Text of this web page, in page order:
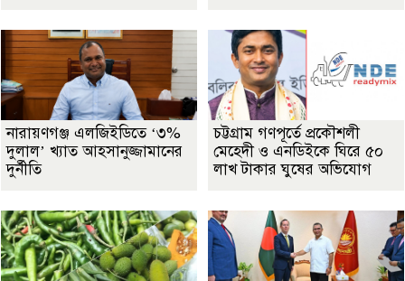
নারায়ণগঞ্জ এলজিইডিতে ‘৩%
দুলাল’ খ্যাত আহসানুজ্জামানের
দুর্নীতি
চট্টগ্রাম গণপূর্তে প্রকৌশলী
মেহেদী ও এনডিইকে ঘিরে ৫০
লাখ টাকার ঘুষের অভিযোগ